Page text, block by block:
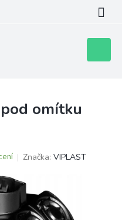
košík
omítku
Značka: VIPLAST